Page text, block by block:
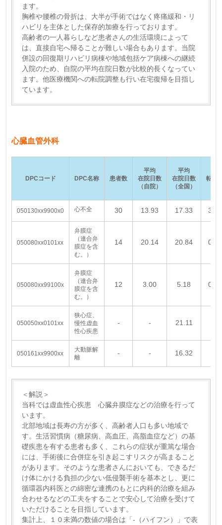
ます。
胸椎や腰椎の骨折は、大半が手術ではなく疼痛緩和・リ
ハビリを主体とした保存的加療を行っております。
高齢者の一人暮らしなど患者さんの生活環境によって
は、直接自宅へ帰ることが難しい場合もあります。当院
併設の回復期リハビリ病棟や地域包括ケア病棟への継続
入院のため、自院の平均在院日数が比較的長くなってい
ます。他医療機関への転院調整も行い在宅復帰を目指し
ています。
心臓血管外科
DPCコード DPC名称 患者数
平均
在院日数
（自院）
平均
在院日数
（全国）
転院
050130xx9900x0 心不全 30 13.93 17.33 3.33
050080xx0101xx
弁膜症
（連合弁
膜症を含
む。）
14 20.14 20.84 0.00
050080xx99100x
弁膜症
（連合弁
膜症を含
む。）
12 3.00 5.18 0.00
050050xx0101xx
狭心症、
慢性虚血
性心疾患
‐ ‐ 21.11
050161xx9900xx
大動脈解
離
‐ ‐ 16.32
＜解説＞
当科では虚血性心疾患 心臓弁膜症などの治療を行って
います。
北部地域は長寿の方が多く、高齢者人口も多い地域で
す。生活習慣病（糖尿病、高血圧、高脂血症など）の基
礎疾患を有する患者も多く、これらの症状が重篤な場合
には、手術後に合併症を引き起こすリスクが高まること
があります。そのような患者さんにおいても、できるだ
け体にかける負担の少ない低侵襲手術を基本とし、更に
循環器内科医との綿密な連携のもとに内科的治療を組み
合わせるなどの工夫をすることで安心して治療を受けて
いただけることを目指しています。
集計上、１０未満の数値の場合は「-（ハイフン）」で表